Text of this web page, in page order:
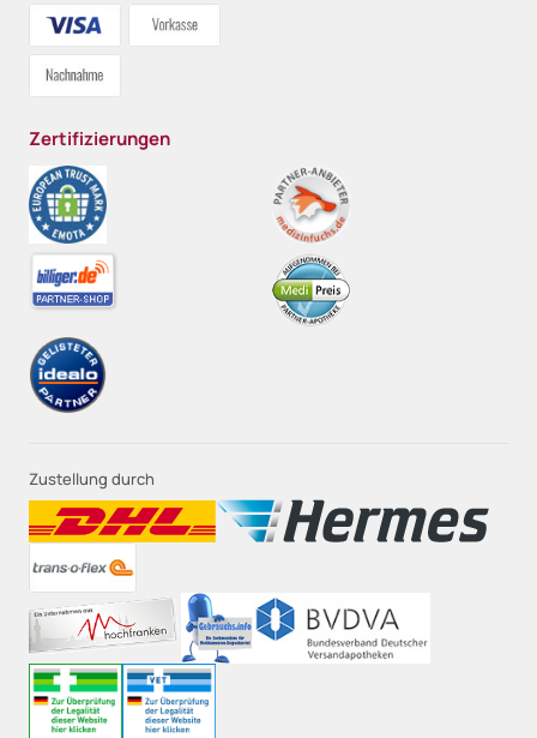
Zertifizierungen
Zustellung durch